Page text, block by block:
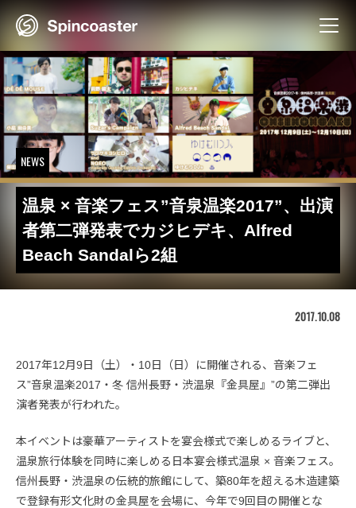
Skip
NEWS
温泉 × 音楽フェス”音泉温楽2017”、出演
者第二弾発表でカジヒデキ、Alfred
Beach Sandalら2組
2017.10.08
2017年12月9日（土）・10日（日）に開催される、音楽フェ
ス”音泉温楽2017・冬 信州長野・渋温泉『金具屋』”の第二弾出
演者発表が行われた。
本イベントは豪華アーティストを宴会様式で楽しめるライブと、
温泉旅行体験を同時に楽しめる日本宴会様式温泉 × 音楽フェス。
信州長野・渋温泉の伝統的旅館にして、築80年を超える木造建築
で登録有形文化財の金具屋を会場に、今年で9回目の開催とな